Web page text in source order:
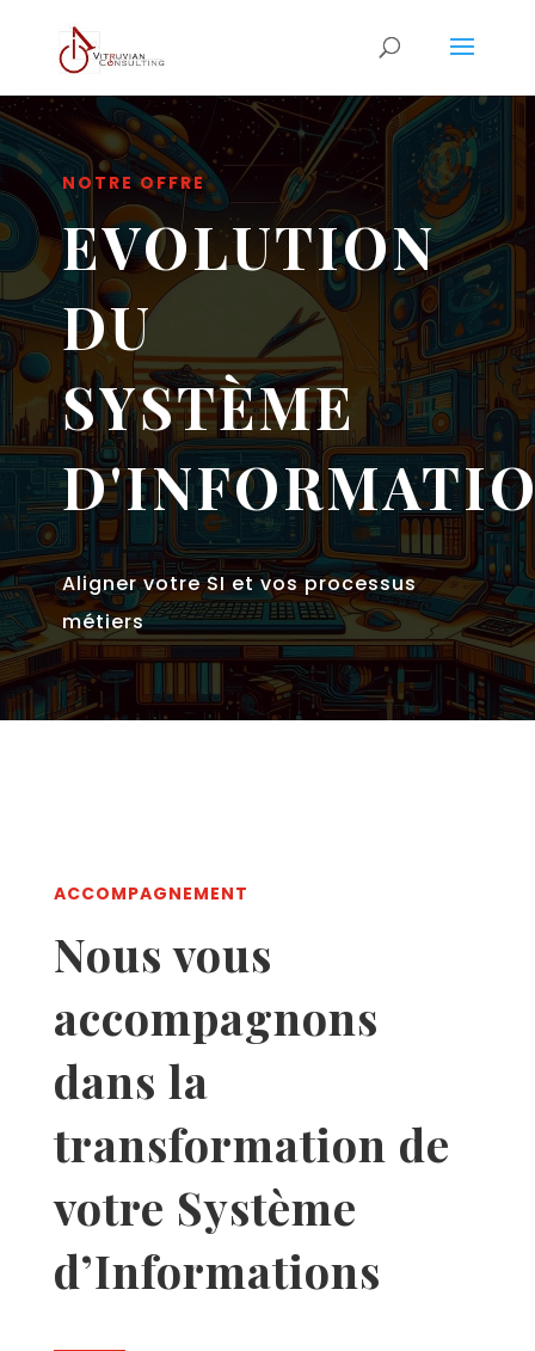
NOTRE OFFRE
EVOLUTION
DU
SYSTÈME
Aligner votre SI et vos processus
métiers
ACCOMPAGNEMENT
Nous vous
accompagnons
dans la
transformation de
votre Système
d’Informations